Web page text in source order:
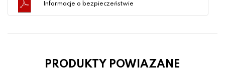
Informacje o bezpieczeństwie
PRODUKTY POWIAZANE